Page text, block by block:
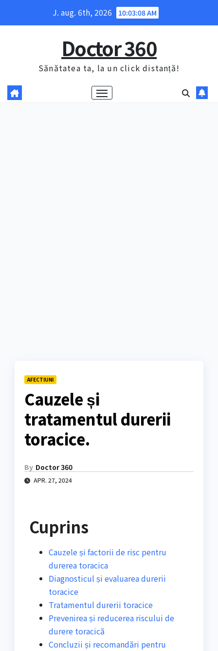
J. aug. 6th, 2026 10:03:09 AM
Doctor 360
Sănătatea ta, la un click distanță!
AFECTIUNI
Cauzele și
tratamentul durerii
toracice.
By Doctor 360
APR. 27, 2024
Cuprins
Cauzele și factorii de risc pentru
durerea toracica
Diagnosticul și evaluarea durerii
toracice
Tratamentul durerii toracice
Prevenirea și reducerea riscului de
durere toracică
Concluzii și recomandări pentru